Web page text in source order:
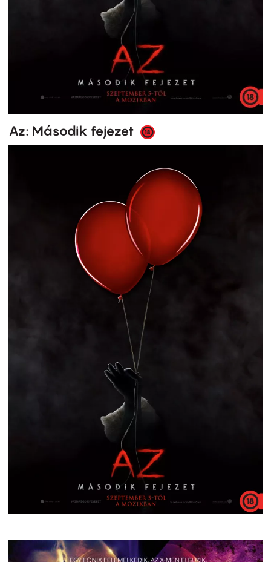
Az: Második fejezet